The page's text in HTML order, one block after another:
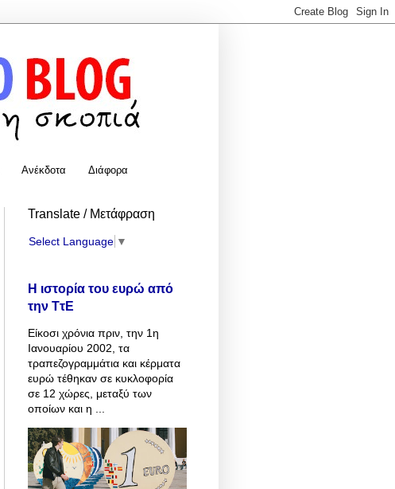
Ανέκδοτα Διάφορα
Translate / Μετάφραση
Select Language ▼
Η ιστορία του ευρώ από
την ΤτΕ
Είκοσι χρόνια πριν, την 1η
Ιανουαρίου 2002, τα
τραπεζογραμμάτια και κέρματα
ευρώ τέθηκαν σε κυκλοφορία
σε 12 χώρες, μεταξύ των
οποίων και η ...